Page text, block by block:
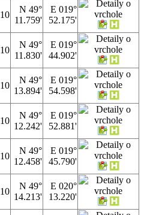
10
N 49°
11.759'
E 019°
52.175'
10
N 49°
11.830'
E 019°
44.902'
10
N 49°
13.894'
E 019°
54.598'
10
N 49°
12.242'
E 019°
52.881'
10
N 49°
12.458'
E 019°
45.790'
10
N 49°
14.213'
E 020°
13.220'